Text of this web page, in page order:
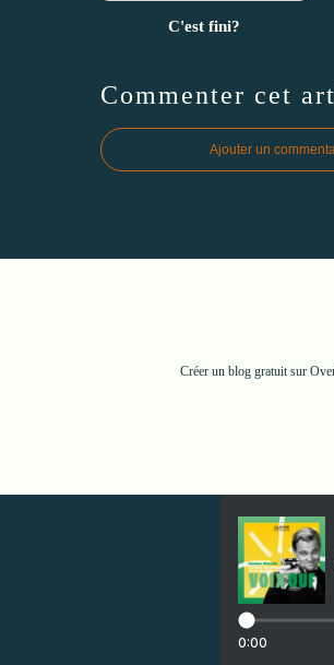
C'est fini?
Commenter cet
Ajouter un
Créer un blog gratuit sur
0:00